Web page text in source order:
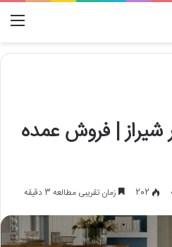
شیراز | فروش عمده
202 زمان تقریبی مطالعه 3 دقیقه